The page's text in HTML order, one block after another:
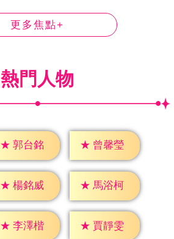
更多焦點+
熱門人物
★ 郭台銘 ★ 曾馨瑩
★ 楊銘威 ★ 馬浴柯
★ 李澤楷 ★ 賈靜雯